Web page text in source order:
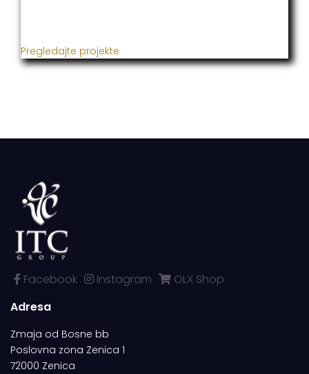
Pregledajte projekte
Facebook Instagram
OLX Shop
Adresa
Zmaja od Bosne bb
Poslovna zona Zenica 1
72000 Zenica